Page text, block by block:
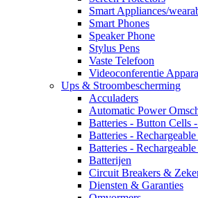
Smart Appliances/
Smart Phones
Speaker Phone
Stylus Pens
Vaste Telefoon
Videoconferentie
Ups & Stroombescherming
Acculaders
Automatic Power
Batteries - Button Cells
Batteries -
Batteries -
Batterijen
Circuit Breakers &
Diensten & Garanties